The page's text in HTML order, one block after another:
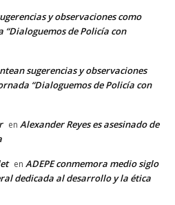
y observaciones como
de Policía con
sugerencias y observaciones
“Dialoguemos de Policía con
en Alexander Reyes es asesinado de
en ADEPE conmemora medio siglo
dedicada al desarrollo y la ética